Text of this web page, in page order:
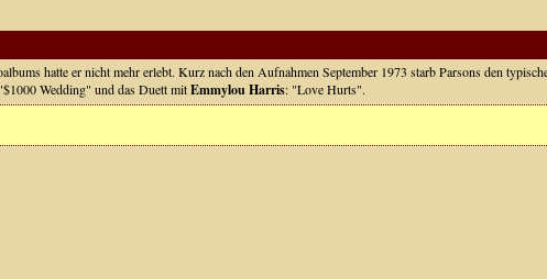
hatte er nicht mehr erlebt. Kurz nach den Aufnahmen September 1973 starb Parsons den
Wedding" und das Duett mitEmmylou Harris: "Love Hurts".